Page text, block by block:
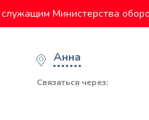
Министерства
Анна
Связаться через: